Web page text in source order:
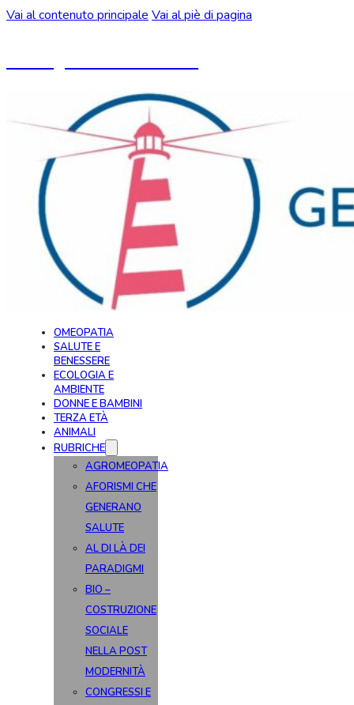
Vai al contenuto principale Vai al piè di pagina
OMEOPATIA
SALUTE E
BENESSERE
ECOLOGIA E
AMBIENTE
DONNE E BAMBINI
TERZA ETÀ
ANIMALI
RUBRICHE
AGROMEOPATIA
AFORISMI CHE
GENERANO
SALUTE
AL DI LÀ DEI
PARADIGMI
BIO –
COSTRUZIONE
SOCIALE
NELLA POST
MODERNITÀ
CONGRESSI E